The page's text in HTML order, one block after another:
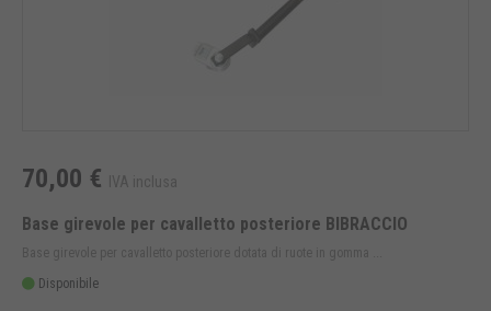
70,00 € IVA inclusa
Base girevole per cavalletto posteriore BIBRACCIO
Base girevole per cavalletto posteriore dotata di ruote in gomma ...
Disponibile